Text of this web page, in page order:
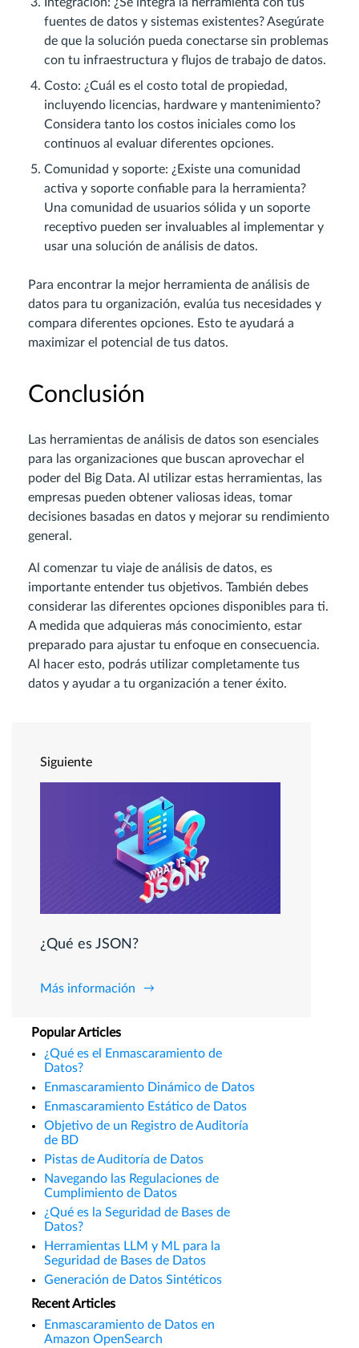
fuentes de datos y sistemas existentes? Asegúrate
de que la solución pueda conectarse sin problemas
con tu infraestructura y flujos de trabajo de datos.
Costo: ¿Cuál es el costo total de propiedad,
incluyendo licencias, hardware y mantenimiento?
Considera tanto los costos iniciales como los
continuos al evaluar diferentes opciones.
Comunidad y soporte: ¿Existe una comunidad
activa y soporte confiable para la herramienta?
Una comunidad de usuarios sólida y un soporte
receptivo pueden ser invaluables al implementar y
usar una solución de análisis de datos.
Para encontrar la mejor herramienta de análisis de
datos para tu organización, evalúa tus necesidades y
compara diferentes opciones. Esto te ayudará a
maximizar el potencial de tus datos.
Conclusión
Las herramientas de análisis de datos son esenciales
para las organizaciones que buscan aprovechar el
poder del Big Data. Al utilizar estas herramientas, las
empresas pueden obtener valiosas ideas, tomar
decisiones basadas en datos y mejorar su rendimiento
general.
Al comenzar tu viaje de análisis de datos, es
importante entender tus objetivos. También debes
considerar las diferentes opciones disponibles para ti.
A medida que adquieras más conocimiento, estar
preparado para ajustar tu enfoque en consecuencia.
Al hacer esto, podrás utilizar completamente tus
datos y ayudar a tu organización a tener éxito.
Siguiente
¿Qué es JSON?
Más información
Popular Articles
¿Qué es el Enmascaramiento de
Datos?
Enmascaramiento Dinámico de Datos
Enmascaramiento Estático de Datos
Objetivo de un Registro de Auditoría
de BD
Pistas de Auditoría de Datos
Navegando las Regulaciones de
Cumplimiento de Datos
¿Qué es la Seguridad de Bases de
Datos?
Herramientas LLM y ML para la
Seguridad de Bases de Datos
Generación de Datos Sintéticos
Recent Articles
Enmascaramiento de Datos en
Amazon OpenSearch